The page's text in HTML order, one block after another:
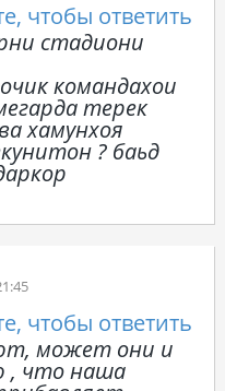
чтобы ответить
стадиони
командахои
терек
хамунхоя
? баьд
чтобы ответить
может они и
, что наша